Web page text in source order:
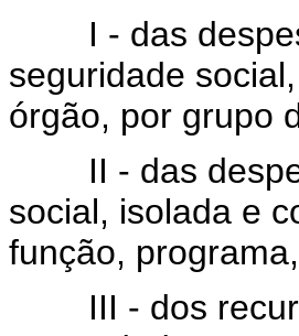
I - das
seguridade
órgão, por grupo
II - das
social, isolada e
função,
III - dos